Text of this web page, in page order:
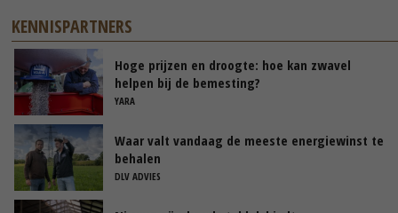
KENNISPARTNERS
Hoge prijzen en droogte: hoe kan zwavel
helpen bij de bemesting?
YARA
Waar valt vandaag de meeste energiewinst te
behalen
DLV ADVIES